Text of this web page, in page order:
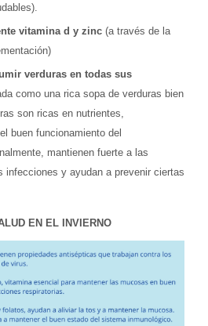
vitamina d y zinc (a través de la
verduras en todas sus
como una rica sopa de verduras bien
son ricas en nutrientes,
buen funcionamiento del
mantienen fuerte a las
infecciones y ayudan a prevenir ciertas
EN EL INVIERNO